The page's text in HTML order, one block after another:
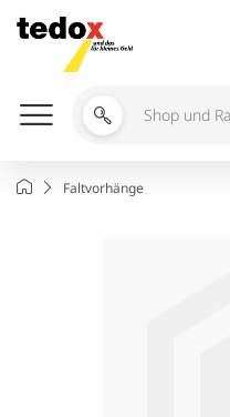
Inhalt
springen
Shop
durchsuchen
StartseiteFaltvorhänge